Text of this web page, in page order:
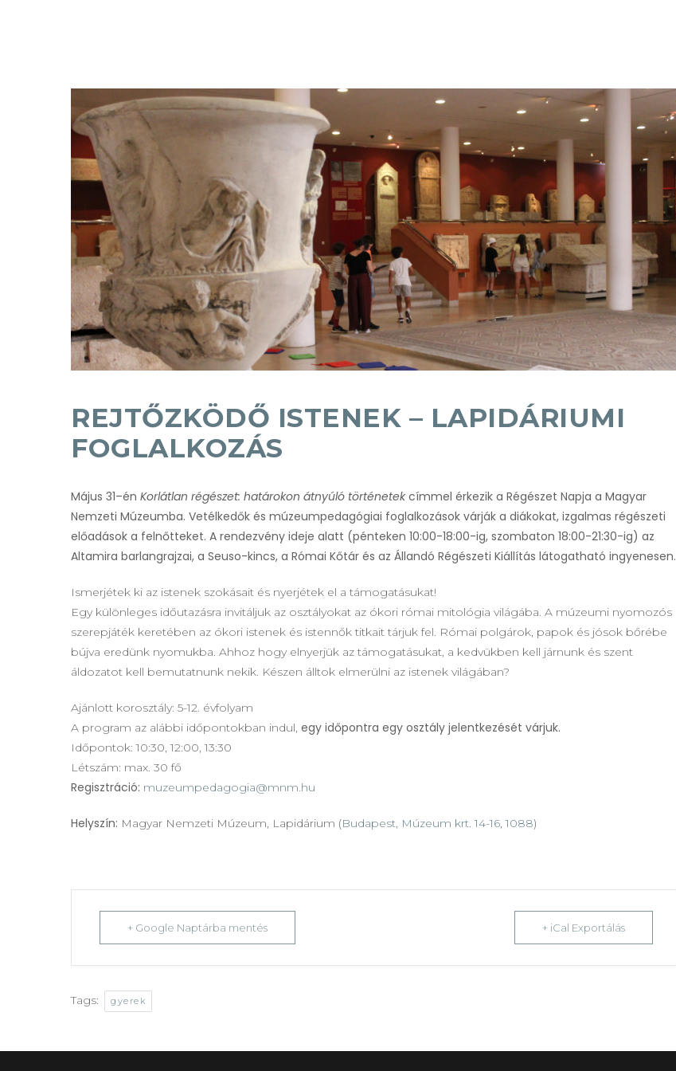
REJTŐZKÖDŐ ISTENEK – LAPIDÁRIUMI
FOGLALKOZÁS
Május 31–én Korlátlan régészet: határokon átnyúló történetekcímmel érkezik a Régészet Napja a Magyar
Nemzeti Múzeumba. Vetélkedők és múzeumpedagógiai foglalkozások várják a diákokat, izgalmas régészeti
előadások a felnőtteket. A rendezvény ideje alatt (pénteken 10:00-18:00-ig, szombaton 18:00-21:30-ig) az
Altamira barlangrajzai, a Seuso-kincs, a Római Kőtár és az Állandó Régészeti Kiállítás látogatható ingyenesen.
Ismerjétek ki az istenek szokásait és nyerjétek el a támogatásukat!
Egy különleges időutazásra invitáljuk az osztályokat az ókori római mitológia világába. A múzeumi nyomozós
szerepjáték keretében az ókori istenek és istennők titkait tárjuk fel. Római polgárok, papok és jósok bőrébe
bújva eredünk nyomukba. Ahhoz hogy elnyerjük az támogatásukat, a kedvükben kell járnunk és szent
áldozatot kell bemutatnunk nekik. Készen álltok elmerülni az istenek világában?
Ajánlott korosztály: 5-12. évfolyam
A program az alábbi időpontokban indul, egy időpontra egy osztály jelentkezését várjuk.
Időpontok: 10:30, 12:00, 13:30
Létszám: max. 30 fő
Regisztráció: muzeumpedagogia@mnm.hu
Helyszín: Magyar Nemzeti Múzeum, Lapidárium (Budapest, Múzeum krt. 14-16, 1088)
+ Google Naptárba mentés + iCal Exportálás
Tags: gyerek